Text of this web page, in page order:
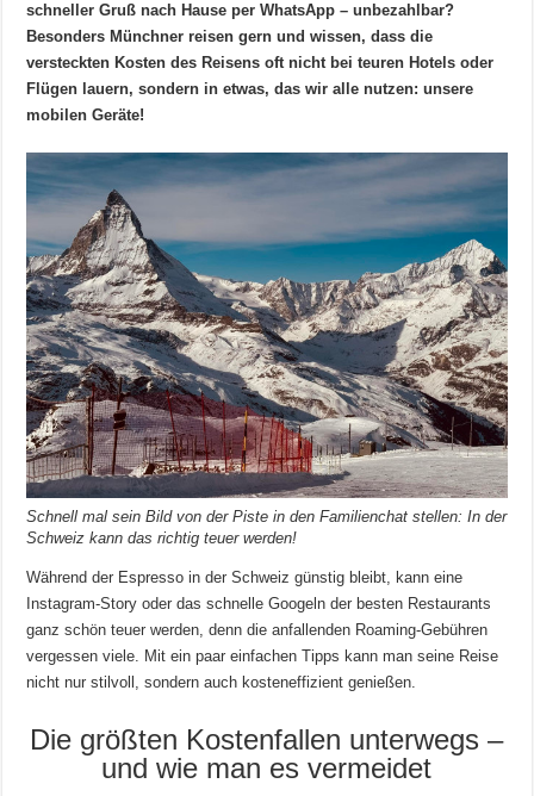
schneller Gruß nach Hause per WhatsApp – unbezahlbar?
Besonders Münchner reisen gern und wissen, dass die
versteckten Kosten des Reisens oft nicht bei teuren Hotels oder
Flügen lauern, sondern in etwas, das wir alle nutzen: unsere
mobilen Geräte!
Schnell mal sein Bild von der Piste in den Familienchat stellen: In der
Schweiz kann das richtig teuer werden!
Während der Espresso in der Schweiz günstig bleibt, kann eine
Instagram-Story oder das schnelle Googeln der besten Restaurants
ganz schön teuer werden, denn die anfallenden Roaming-Gebühren
vergessen viele. Mit ein paar einfachen Tipps kann man seine Reise
nicht nur stilvoll, sondern auch kosteneffizient genießen.
Die größten Kostenfallen unterwegs –
und wie man es vermeidet